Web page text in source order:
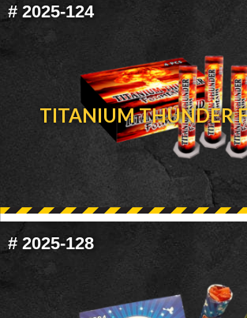
# 2025-124
TITANIUM THUNDER
# 2025-128